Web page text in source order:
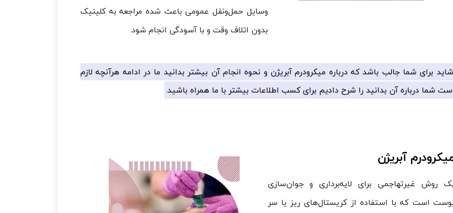
وسایل حمل‌ونقل عمومی باعث شده مراجعه به کلینیک
بدون اتلاف وقت و با آسودگی انجام شود.
شاید برای شما جالب باشد که درباره میکرودرم آبریژن و نحوه انجام آن بیشتر بدانید ما در ادامه هرآنچه لازم
شما درباره آن بدانید را شرح دادیم برای کسب اطلاعات بیشتر با ما همراه باشید.
آبریژن
روش غیرتهاجمی برای لایه‌برداری و جوان‌سازی
است که با استفاده از کریستال‌های ریز یا سر